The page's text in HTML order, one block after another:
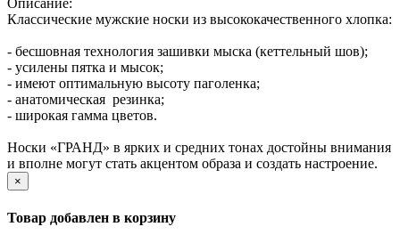
Описание:
Классические мужские носки из высококачественного хлопка:
- бесшовная технология зашивки мыска (кеттельный шов);
- усилены пятка и мысок;
- имеют оптимальную высоту паголенка;
- анатомическая резинка;
- широкая гамма цветов.
Носки «ГРАНД» в ярких и средних тонах достойны внимания
и вполне могут стать акцентом образа и создать настроение.
×
Товар добавлен в корзину